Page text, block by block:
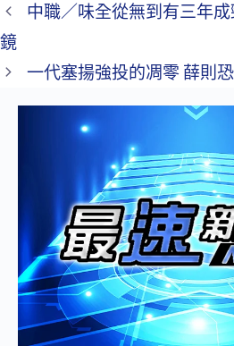
中職／味全從無到有三年
鏡
一代塞揚強投的凋零 薛則